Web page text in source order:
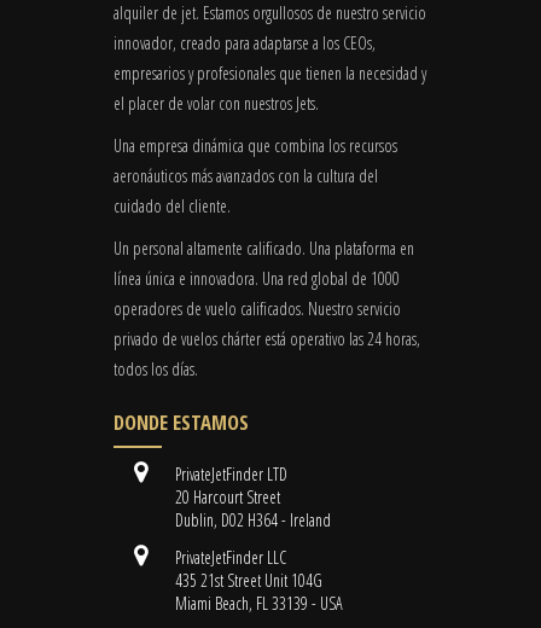
alquiler de jet. Estamos orgullosos de nuestro servicio
innovador, creado para adaptarse a los CEOs,
empresarios y profesionales que tienen la necesidad y
el placer de volar con nuestros Jets.
Una empresa dinámica que combina los recursos
aeronáuticos más avanzados con la cultura del
cuidado del cliente.
Un personal altamente calificado. Una plataforma en
línea única e innovadora. Una red global de 1000
operadores de vuelo calificados. Nuestro servicio
privado de vuelos chárter está operativo las 24 horas,
todos los días.
DONDE ESTAMOS
PrivateJetFinder LTD
20 Harcourt Street
Dublin, D02 H364 - Ireland
PrivateJetFinder LLC
435 21st Street Unit 104G
Miami Beach, FL 33139 - USA